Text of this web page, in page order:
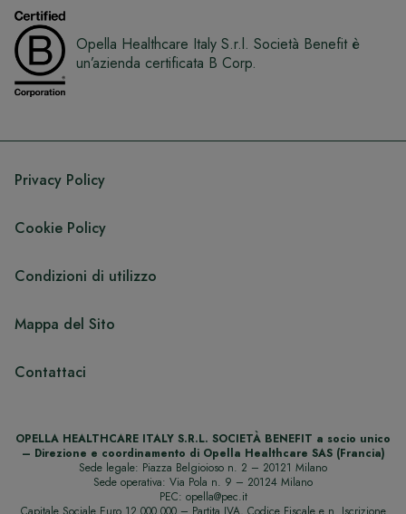
Opella Healthcare Italy S.r.l. Società Benefit è
un’azienda certificata B Corp.
Privacy Policy
Cookie Policy
Condizioni di utilizzo
Mappa del Sito
Contattaci
OPELLA HEALTHCARE ITALY S.R.L. SOCIETÀ BENEFIT a socio unico
– Direzione e coordinamento di Opella Healthcare SAS (Francia)
Sede legale: Piazza Belgioioso n. 2 – 20121 Milano
Sede operativa: Via Pola n. 9 – 20124 Milano
PEC: opella@pec.it